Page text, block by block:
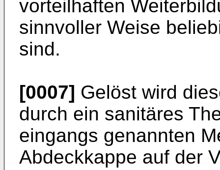
vorteilhaften
sinnvoller Weise
sind.
[0007] Gelöst wird
durch ein sanitäres
eingangs genannten
Abdeckkappe auf der